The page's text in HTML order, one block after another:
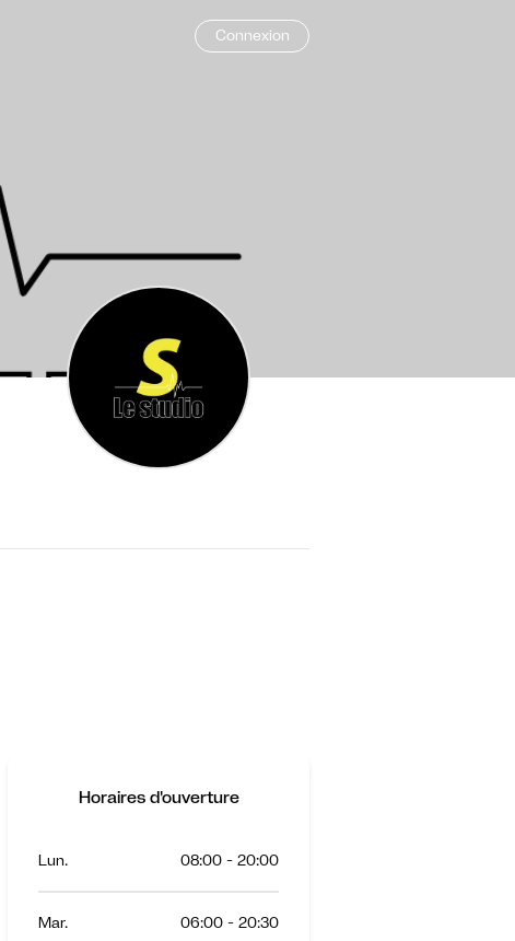
Connexion
Horaires d'ouverture
Lun. 08:00 - 20:00
Mar. 06:00 - 20:30